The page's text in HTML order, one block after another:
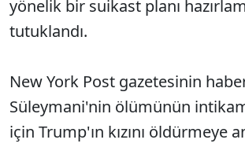
yönelik bir suikast planı
tutuklandı.
New York Post gazetesinin
Süleymani'nin ölümünün
için Trump'ın kızını öldürmeye